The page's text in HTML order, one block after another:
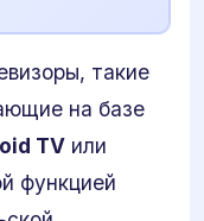
такие
на базе
TV или
функцией